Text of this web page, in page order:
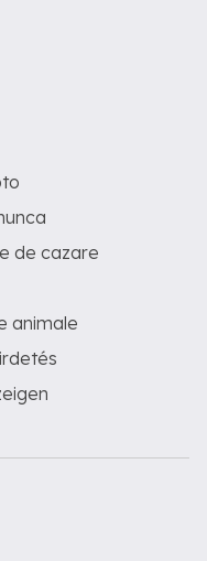
de cazare
animale